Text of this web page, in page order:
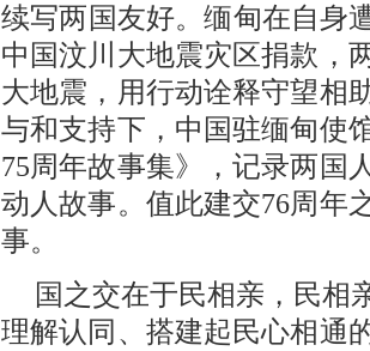
续写两国友好。缅甸在自身
中国汶川大地震灾区捐款，
大地震，用行动诠释守望相
与和支持下，中国驻缅甸
75周年故事集》，记录两国
动人故事。值此建交76周年
事。
国之交在于民相亲，民相
理解认同、搭建起民心相通